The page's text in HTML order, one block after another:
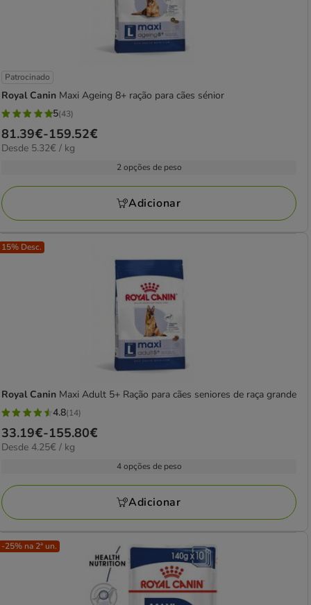
Patrocinado
Royal Canin Maxi Ageing 8+ ração para cães sénior
5
estrelas
com
avaliações
5(43)
Preço
de
159.52€
81.39€-159.52€
5.32€
Desde 5.32€ / kg
2 opções de peso
Adicionar
15% Desc.
Royal Canin Maxi Adult 5+ Ração para cães seniores de raça grande
4.8
estrelas
com
avaliações
4.8(14)
Preço
de
155.80€
33.19€-155.80€
4.25€
Desde 4.25€ / kg
4 opções de peso
Adicionar
-25% na 2ª un.